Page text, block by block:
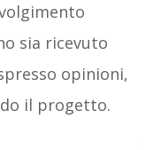
sia ricevuto
opinioni,
il progetto.